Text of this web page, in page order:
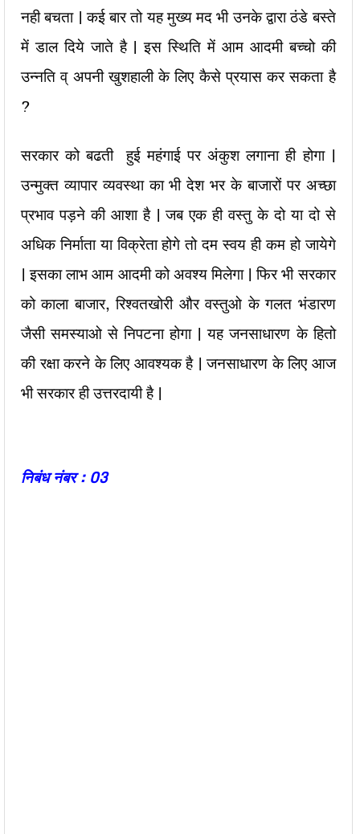
नही बचता | कई बार तो यह मुख्य मद भी उनके द्वारा ठंडे बस्ते
में डाल दिये जाते है | इस स्थिति में आम आदमी बच्चो की
उन्नति व् अपनी खुशहाली के लिए कैसे प्रयास कर सकता है
?
सरकार को बढती हुई महंगाई पर अंकुश लगाना ही होगा |
उन्मुक्त व्यापार व्यवस्था का भी देश भर के बाजारों पर अच्छा
प्रभाव पड़ने की आशा है | जब एक ही वस्तु के दो या दो से
अधिक निर्माता या विक्रेता होगे तो दम स्वय ही कम हो जायेगे
| इसका लाभ आम आदमी को अवश्य मिलेगा | फिर भी सरकार
को काला बाजार, रिश्वतखोरी और वस्तुओ के गलत भंडारण
जैसी समस्याओ से निपटना होगा | यह जनसाधारण के हितो
की रक्षा करने के लिए आवश्यक है | जनसाधारण के लिए आज
भी सरकार ही उत्तरदायी है |
निबंध नंबर : 03